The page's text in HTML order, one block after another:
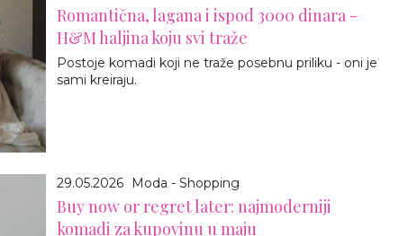
Romantična, lagana i ispod 3000 dinara -
H&M haljina koju svi traže
Postoje komadi koji ne traže posebnu priliku - oni je
sami kreiraju.
29.05.2026 Moda - Shopping
Buy now or regret later: najmoderniji
komadi za kupovinu u maju